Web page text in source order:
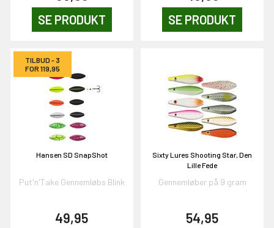
SE PRODUKT SE PRODUKT
TILBUD - 3
FOR 119,95
Hansen SD SnapShot
Put'n'Take Gennemløbs Blink
49,95
Sixty Lures Shooting Star, Den
Lille Fede
Gennemløber på 9 gram
54,95
DELTAG!
NEJ TAK!